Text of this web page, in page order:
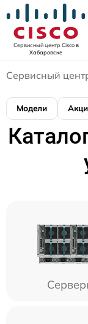
Сервисный центр Ciscoв
Хабаровске
Сервисный
Модели